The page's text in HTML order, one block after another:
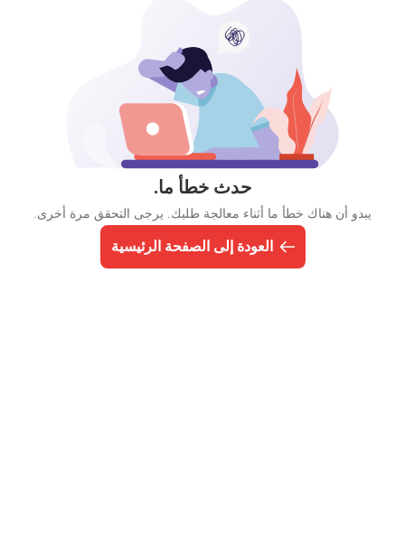
حدث خطأ ما.
يبدو أن هناك خطأ ما أثناء معالجة طلبك. يرجى التحقق مرة أخرى.
العودة إلى الصفحة الرئيسية